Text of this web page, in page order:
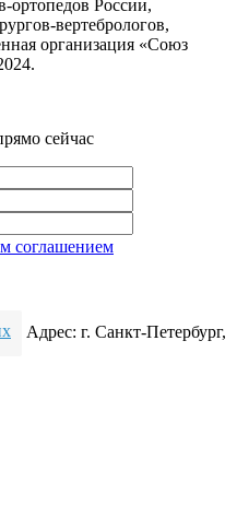
ортопедов России,
вертебрологов,
организация «Союз
сейчас
соглашением
Адрес: г. Санкт-Петербург,